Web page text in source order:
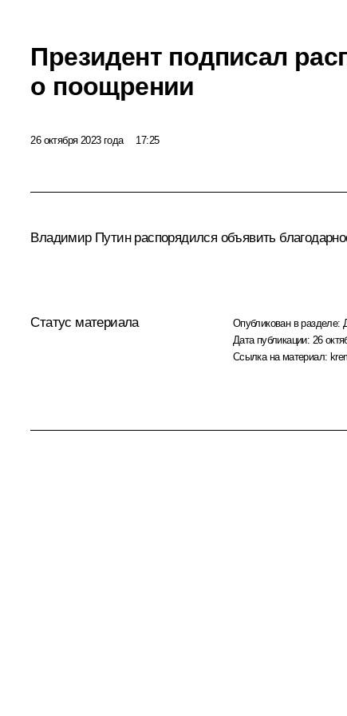
Президент подписал
о поощрении
26 октября 2023 года 17:25
Владимир Путин распорядился объявить
Статус материала Опубликован в разделе:
Дата публикации: 26
Ссылка на материал: